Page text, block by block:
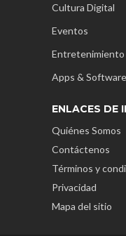
Cultura Digital
Eventos
Entretenimiento
Apps & Software
ENLACES DE
Quiénes Somos
Contáctenos
Términos y
Privacidad
Mapa del sitio